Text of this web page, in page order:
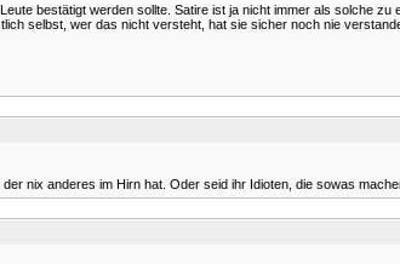
bestätigt werden sollte. Satire ist ja nicht immer als solche
selbst, wer das nicht versteht, hat sie sicher noch nie
nix anderes im Hirn hat. Oder seid ihr Idioten, die sowas